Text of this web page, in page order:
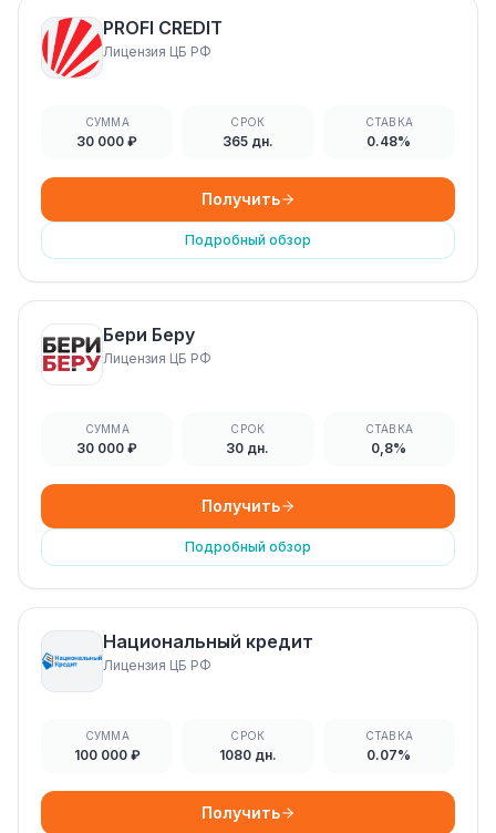
PROFI CREDIT
Лицензия ЦБ РФ
СУММА
30 000 ₽
СРОК
365 дн.
СТАВКА
0.48%
Получить
Подробный обзор
Бери Беру
Лицензия ЦБ РФ
СУММА
30 000 ₽
СРОК
30 дн.
СТАВКА
0,8%
Получить
Подробный обзор
Национальный кредит
Лицензия ЦБ РФ
СУММА
100 000 ₽
СРОК
1080 дн.
СТАВКА
0.07%
Получить